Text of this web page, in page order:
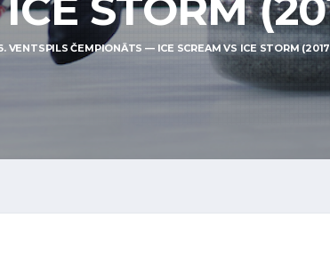
VENTSPILS ČEMPIONĀTS — ICE SCREAM VS ICE STORM (2017-